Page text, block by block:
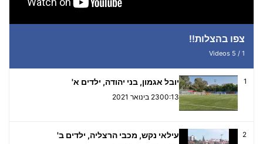
צפו בהצלות!!
1
/
5
1 יובל אגמון, בני יהודה, ילדים א'
00:1323 בינואר 2021
2 עילאי נקש, מכבי הרצליה, ילדים ב'